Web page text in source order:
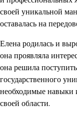
своей уникальной
оставалась на
Елена родилась и
она проявляла
она решила
государственного
необходимые навыки
своей области.